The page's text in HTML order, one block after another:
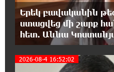
18:03:08 6-08-2026
Հայրենիքը
ազգային
Չալաբյան
Երեկ բավականին
ստացվեց մի շարք
հետ. Աննա
2026-08-4 16:52:02